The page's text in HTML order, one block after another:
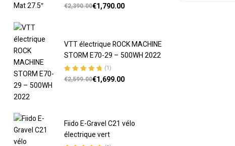
Note5.00sur
€2,390.00€1,790.00
VTT électrique ROCK MACHINE
STORM E70-29 – 500WH 2022
Note5.00sur
(1)
€2,599.00€1,699.00
Fiido E-Gravel C21 vélo
électrique vert